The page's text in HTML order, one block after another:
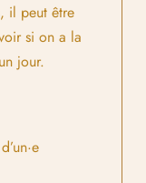
il peut être
si on a la
jour.